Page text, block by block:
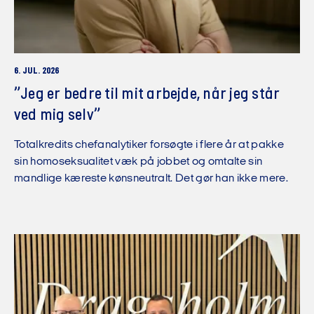
6. JUL. 2026
”Jeg er bedre til mit arbejde, når jeg står
ved mig selv”
Totalkredits chefanalytiker forsøgte i flere år at pakke
sin homoseksualitet væk på jobbet og omtalte sin
mandlige kæreste kønsneutralt. Det gør han ikke mere.